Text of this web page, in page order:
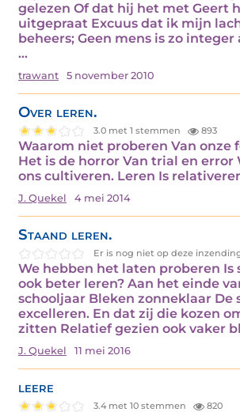
gelezen Of dat hij het met Geert
uitgepraat Excuus dat ik mijn
beheers; Geen mens is zo integer
…
trawant 5 november 2010
Over leren.
3.0 met 1 stemmen 893
Waarom niet proberen Van onze
Het is de horror Van trial en error
ons cultiveren. Leren Is
J. Quekel 4 mei 2014
Staand leren.
Er is nog niet op deze
We hebben het laten proberen Is
ook beter leren? Aan het einde
schooljaar Bleken zonneklaar De
excelleren. En dat zij die kozen
zitten Relatief gezien ook vaker
J. Quekel 11 mei 2016
leere
3.4 met 10 stemmen 820